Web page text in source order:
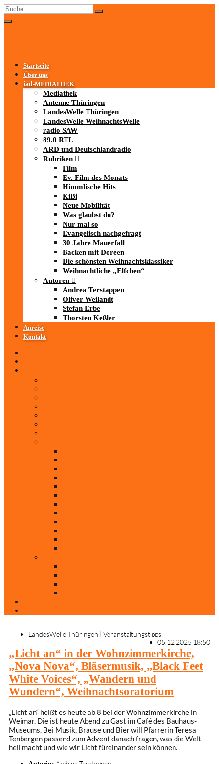
Startseite
Über uns
iad-MEDIATHEK
Mediathek
Antenne Thüringen
LandesWelle Thüringen
LandesWelle WeihnachtsWelle
radio SAW
89.0 RTL
ARD und Deutschlandradio
Rubriken
Film
Ev. Film des Monats
Himmlische Hits
KiBi
Neue Mobilität
Was glaubst du?
Nur mal so
Evangelisch nachgefragt
30 Jahre Mauerfall
Backen mit Doreen
Die schönsten Weihnachtsklassiker
Weihnachtliche „Elfchen“
Autoren
Andrea Terstappen
Oliver Weilandt
Stefan Erbe
Thorsten Keßler
Anreise
Kontakt
LandesWelle Thüringen | Veranstaltungstipps
05.12.2025 18:50
„Licht an“ in der Wohnzimmerkirche,
„Nova Nova“, Bläsermusik, „Black Feet
White Voices“, „Wandern und
Wundern“, Weihnachtsoratorium
„Licht an“ heißt es heute ab 8 bei der Wohnzimmerkirche in
Weimar. Die ist heute Abend zu Gast im Café des Bauhaus-
Museums. Bei Musik, Brause und Bier will Pfarrerin Teresa
Tenbergen passend zum Advent danach fragen, was die Welt
hell macht und wie wir Licht füreinander sein können.